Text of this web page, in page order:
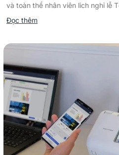
và toàn thể nhân viên lich nghỉ lễ
Đọc thêm